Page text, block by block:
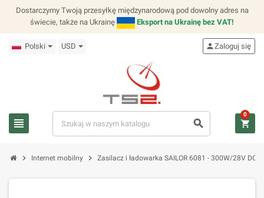
Dostarczymy Twoją przesyłkę międzynarodową pod dowolny adres na
świecie, także na Ukrainę
Eksport na Ukrainę bez VAT!
Polski USD
view_headline search
personZaloguj się
shopping_cart
0
chevron_right Internet mobilny chevron_right Zasilacz i ładowarka SAILOR 6081 - 300W/28V DC